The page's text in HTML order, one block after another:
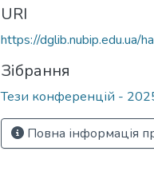
URI
https://
Зібрання
Тези конференцій -
Повна інформація